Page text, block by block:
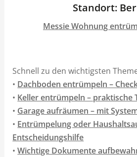
Standort:
Messie Wohnung
Schnell zu den wichtigsten
• Dachboden entrümpeln –
• Keller entrümpeln – praktische
• Garage aufräumen – mit
• Entrümpelung oder
Entscheidungshilfe
•Wichtige Dokumente